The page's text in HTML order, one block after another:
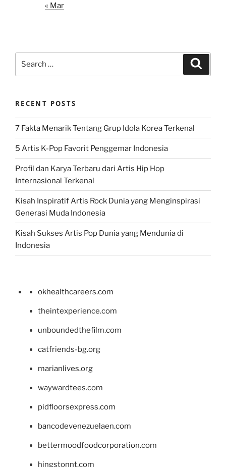
« Mar
RECENT POSTS
7 Fakta Menarik Tentang Grup Idola Korea Terkenal
5 Artis K-Pop Favorit Penggemar Indonesia
Profil dan Karya Terbaru dari Artis Hip Hop
Internasional Terkenal
Kisah Inspiratif Artis Rock Dunia yang Menginspirasi
Generasi Muda Indonesia
Kisah Sukses Artis Pop Dunia yang Mendunia di
Indonesia
okhealthcareers.com
theintexperience.com
unboundedthefilm.com
catfriends-bg.org
marianlives.org
waywardtees.com
pidfloorsexpress.com
bancodevenezuelaen.com
bettermoodfoodcorporation.com
hingstonnt.com